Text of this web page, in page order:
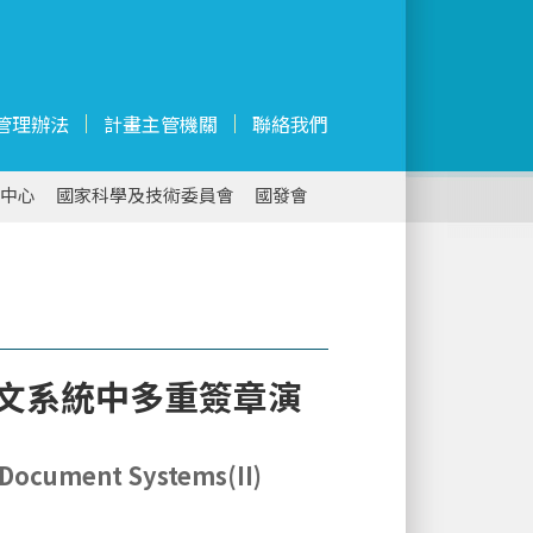
理辦法 計畫主管機關 聯絡我們
心 國家科學及技術委員會 國發會
系統中多重簽章演
Systems(II)